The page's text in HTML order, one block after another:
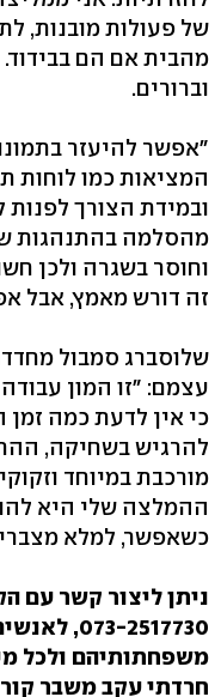
של פעולות מובנות,
מהבית אם הם
וברורים.
"אפשר להיעזר
המציאות כמו לוחות
ובמידת הצורך
מהסלמה בהתנהגות
וחוסר בשגרה ולכן
זה דורש מאמץ, אבל
שלוסברג סמבול
עצמם: "זו המון
כי אין לדעת כמה
להרגיש בשחיקה,
מורכבת במיוחד
ההמלצה שלי היא
כשאפשר, למלא
ניתן ליצור קשר עם
073-
משפחתותיהם ולכל
חרדתי עקב משבר